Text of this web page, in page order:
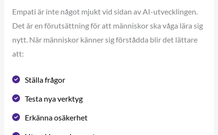
Empati är inte något mjukt vid sidan av AI-utvecklingen.
Det är en förutsättning för att människor ska våga lära sig
nytt. När människor känner sig förstådda blir det lättare
att:
Ställa frågor
Testa nya verktyg
Erkänna osäkerhet